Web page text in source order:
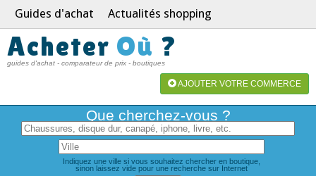
Guides d'achat Actualités shopping
Acheter Où ?
guides d'achat - comparateur de prix - boutiques
AJOUTER VOTRE COMMERCE
Que cherchez-vous ?
Indiquez une ville si vous souhaitez chercher en boutique,
sinon laissez vide pour une recherche sur Internet